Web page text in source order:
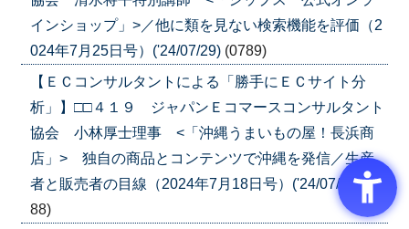
インショップ」>／他に類を見ない検索機能を評価（2
024年7月25日号）('24/07/29) (0789)
【ＥＣコンサルタントによる「勝手にＥＣサイト分
析」】□□４１９ ジャパンＥコマースコンサルタント
協会 小林厚士理事 <「沖縄うまいもの屋！長浜商
店」> 独自の商品とコンテンツで沖縄を発信／生産
者と販売者の目線（2024年7月18日号）('24/07/23)(07
88)